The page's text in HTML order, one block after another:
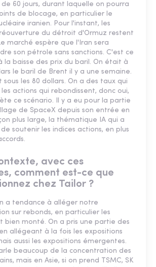
60 jours, durant laquelle on pourra
de blocage, en particulier le
iranien. Pour l'instant, les
du détroit d'Ormuz restent
marché espère que l'Iran sera
son pétrole sans sanctions. C'est ce
la baisse des prix du baril. On était à
le baril de Brent il y a une semaine.
sous les 80 dollars. On a des taux qui
actions qui rebondissent, donc oui,
ce scénario. Il y a eu pour la partie
de SpaceX depuis son entrée en
plus large, la thématique IA qui a
soutenir les indices actions, en plus
avec ces
comment est-ce que
chez Tailor ?
a tendance à alléger notre
sur rebonds, en particulier les
bien monté. On a pris une partie des
allégeant à la fois les expositions
aussi les expositions émergentes.
beaucoup de la concentration des
mais en Asie, si on prend TSMC, SK